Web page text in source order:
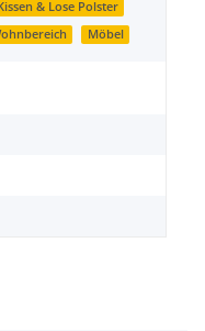
& Lose Polster
Möbel